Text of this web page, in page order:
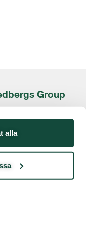
alla
Group
18 HALMSTAD
Besöksadress:
Kristian IV:s väg 3